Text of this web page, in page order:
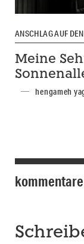
ANSCHLAG AUF
Meine
hengameh
kommentare